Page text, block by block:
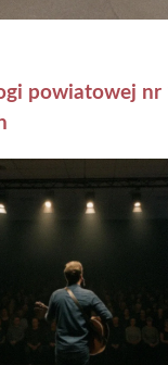
powiatowej nr